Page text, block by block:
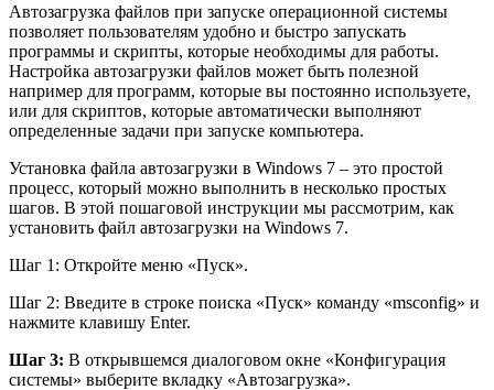
Автозагрузка файлов при запуске операционной системы
позволяет пользователям удобно и быстро запускать
программы и скрипты, которые необходимы для работы.
Настройка автозагрузки файлов может быть полезной
например для программ, которые вы постоянно используете,
или для скриптов, которые автоматически выполняют
определенные задачи при запуске компьютера.
Установка файла автозагрузки в Windows 7 – это простой
процесс, который можно выполнить в несколько простых
шагов. В этой пошаговой инструкции мы рассмотрим, как
установить файл автозагрузки на Windows 7.
Шаг 1: Откройте меню «Пуск».
Шаг 2: Введите в строке поиска «Пуск» команду «msconfig» и
нажмите клавишу Enter.
Шаг 3: В открывшемся диалоговом окне «Конфигурация
системы» выберите вкладку «Автозагрузка».